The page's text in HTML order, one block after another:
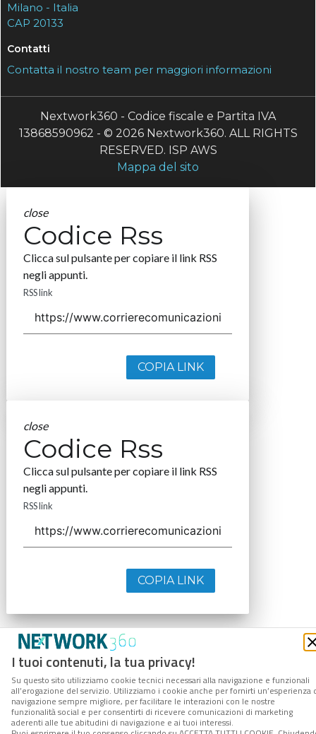
I tuoi contenuti, la tua privacy!
Su questo sito utilizziamo cookie tecnici necessari alla navigazione e funzionali
all’erogazione del servizio. Utilizziamo i cookie anche per fornirti un’esperienza
navigazione sempre migliore, per facilitare le interazioni con le nostre
funzionalità social e per consentirti di ricevere comunicazioni di marketing
aderenti alle tue abitudini di navigazione e ai tuoi interessi.
Milano - Italia
CAP 20133
Contatti
Contatta il nostro team per maggiori informazioni
Nextwork360 - Codice fiscale e Partita IVA
13868590962 - © 2026 Nextwork360. ALL RIGHTS
RESERVED. ISP AWS
Mappa del sito
close
Codice Rss
Clicca sul pulsante per copiare il link RSS
negli appunti.
RSS link
COPIA LINK
close
Codice Rss
Clicca sul pulsante per copiare il link RSS
negli appunti.
RSS link
COPIA LINK